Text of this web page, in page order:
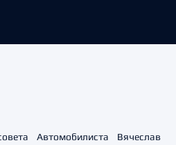
Автомобилиста Вячеслав